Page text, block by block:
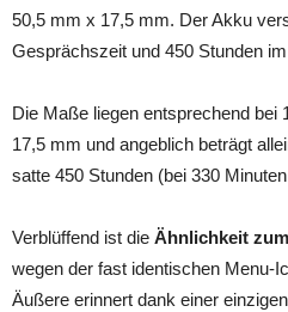
50,5 mm x 17,5 mm. Der Akku
Gesprächszeit und 450 Stunden
Die Maße liegen entsprechend bei
17,5 mm und angeblich beträgt
satte 450 Stunden (bei 330
Verblüffend ist die Ähnlichkeit
wegen der fast identischen Menu-
Äußere erinnert dank einer